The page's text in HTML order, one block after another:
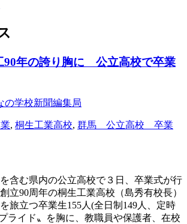
90年の誇り胸に 公立高校で卒業
の学校新聞編集局
, 桐生工業高校, 群馬 公立高校 卒業
含む県内の公立高校で３日、卒業式が行
立90周年の桐生工業高校（島秀有校長）
旅立つ卒業生155人(全日制149人、定時
ライド〟を胸に、教職員や保護者、在校